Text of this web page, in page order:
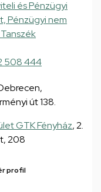
és Pénzügyi
Pénzügyi nem
508 444
út 138.
GTK Fényház, 2.
208
profil